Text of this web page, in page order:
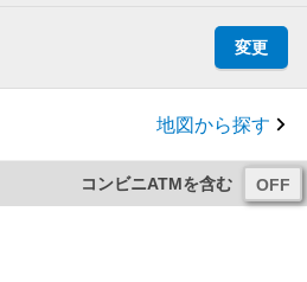
変更
地図から探す
コンビニATMを含む